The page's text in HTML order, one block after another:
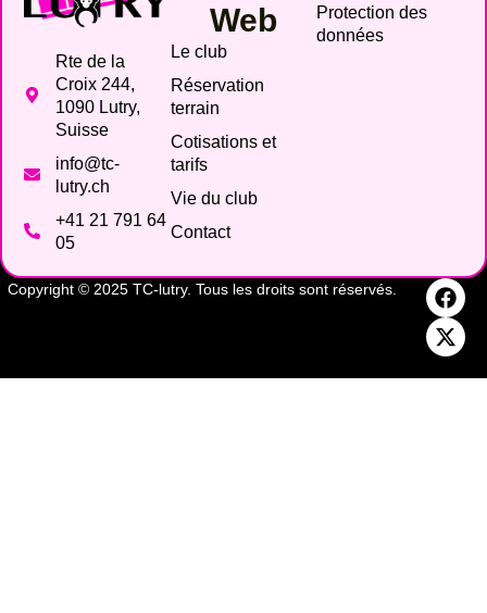
Rte de la
Croix 244,
1090 Lutry,
Suisse
info@tc-
lutry.ch
+41 21 791 64
05
Web
Le club
Réservation
terrain
Cotisations et
tarifs
Vie du club
Contact
Protection des
données
Copyright © 2025 TC-lutry. Tous les droits sont réservés.